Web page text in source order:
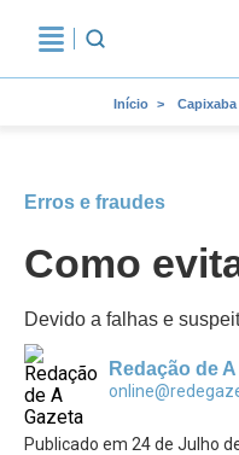
Início Capixaba
Erros e fraudes
Como
Devido a falhas e
Redação de
Publicado em 24 de Julho